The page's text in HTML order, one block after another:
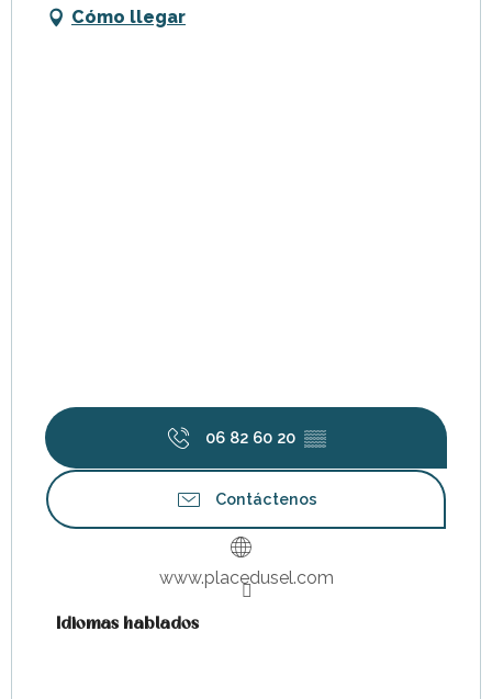
Cómo llegar
06 82 60 20 ▒▒
Contáctenos
www.placedusel.com
Idiomas hablados
Idiomas hablados